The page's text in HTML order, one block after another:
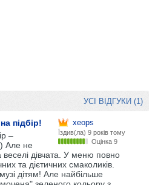
УСІ ВІДГУКИ (1)
xeops
Їздив(ла) 9 років тому
Оцінка 9
підбір!
–
) Але не
веселі дівчата. У меню повно
та дієтичних смаколиків.
дітям! Але найбільше